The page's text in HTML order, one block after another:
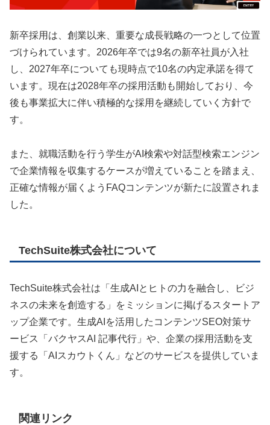
新卒採用は、創業以来、重要な成長戦略の一つとして位置
づけられています。2026年卒では9名の新卒社員が入社
し、2027年卒についても現時点で10名の内定承諾を得て
います。現在は2028年卒の採用活動も開始しており、今
後も事業拡大に伴い積極的な採用を継続していく方針で
す。
また、就職活動を行う学生がAI検索や対話型検索エンジン
で企業情報を収集するケースが増えていることを踏まえ、
正確な情報が届くようFAQコンテンツが新たに設置されま
した。
TechSuite株式会社について
TechSuite株式会社は「生成AIとヒトの力を融合し、ビジ
ネスの未来を創造する」をミッションに掲げるスタートア
ップ企業です。生成AIを活用したコンテンツSEO対策サ
ービス「バクヤスAI 記事代行」や、企業の採用活動を支
援する「AIスカウトくん」などのサービスを提供していま
す。
関連リンク